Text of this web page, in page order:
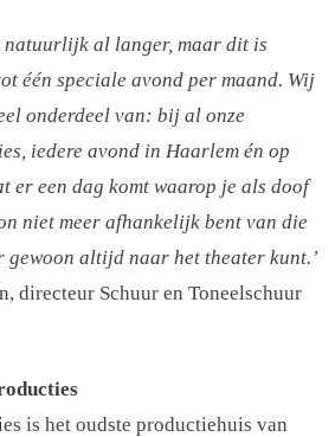
natuurlijk al langer, maar dit is
één speciale avond per maand. Wij
onderdeel van: bij al onze
iedere avond in Haarlem én op
er een dag komt waarop je als doof
niet meer afhankelijk bent van die
gewoon altijd naar het theater kunt.’
directeur Schuur en Toneelschuur
is het oudste productiehuis van